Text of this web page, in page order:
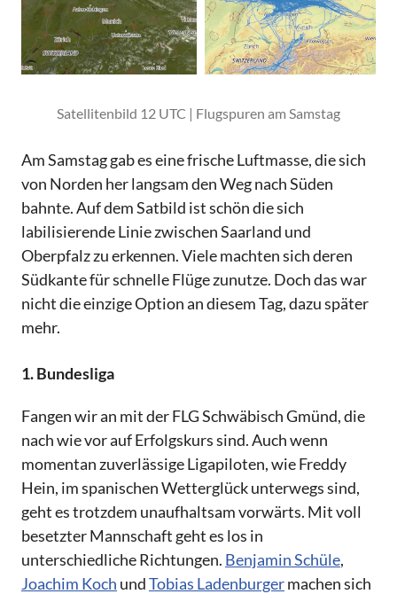
Satellitenbild 12 UTC | Flugspuren am Samstag
Am Samstag gab es eine frische Luftmasse, die sich
von Norden her langsam den Weg nach Süden
bahnte. Auf dem Satbild ist schön die sich
labilisierende Linie zwischen Saarland und
Oberpfalz zu erkennen. Viele machten sich deren
Südkante für schnelle Flüge zunutze. Doch das war
nicht die einzige Option an diesem Tag, dazu später
mehr.
1. Bundesliga
Fangen wir an mit der FLG Schwäbisch Gmünd, die
nach wie vor auf Erfolgskurs sind. Auch wenn
momentan zuverlässige Ligapiloten, wie Freddy
Hein, im spanischen Wetterglück unterwegs sind,
geht es trotzdem unaufhaltsam vorwärts. Mit voll
besetzter Mannschaft geht es los in
unterschiedliche Richtungen. Benjamin Schüle,
Joachim Koch undTobias Ladenburgermachen sich